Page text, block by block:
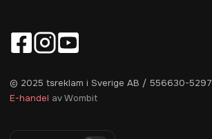
© 2025 tsreklam i Sverige AB / 556630-5297
E-handel av Wombit